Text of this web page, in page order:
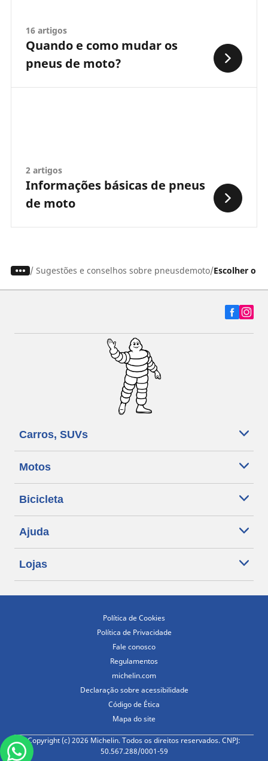
16 artigos
Quando e como mudar os
pneus de moto?
2 artigos
Informações básicas de pneus
de moto
/ Sugestões e conselhos sobre pneusdemoto Escolher o
Carros, SUVs
Motos
Bicicleta
Ajuda
Lojas
Política de Cookies
Política de Privacidade
Fale conosco
Regulamentos
michelin.com
Declaração sobre acessibilidade
Código de Ética
Mapa do site
Copyright (c) 2026 Michelin. Todos os direitos reservados. CNPJ:
50.567.288/0001-59